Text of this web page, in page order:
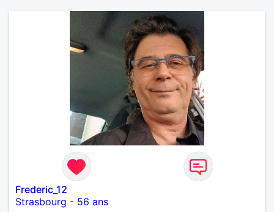
Frederic_12
Strasbourg - 56 ans